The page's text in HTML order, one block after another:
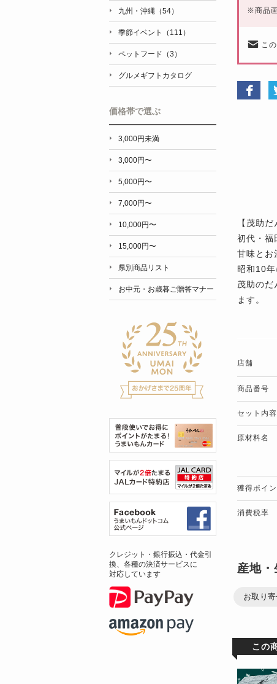
※商品
こ
【茂助だ
初代・福
甘味とお
昭和10
茂助のだ
ます。
店舗
商品番号
セット内容
原材料名
獲得ポイン
消費税率
産地
お取り
この
九州・沖縄（54）
季節イベント（111）
ペットフード（3）
グルメギフトカタログ
価格帯で選ぶ
3,000円未満
3,000円〜
5,000円〜
7,000円〜
10,000円〜
15,000円〜
県別商品リスト
お中元・お歳暮ご贈答マナー
クレジット・銀行振込・代金引
換、各種の決済サービスに
対応しています